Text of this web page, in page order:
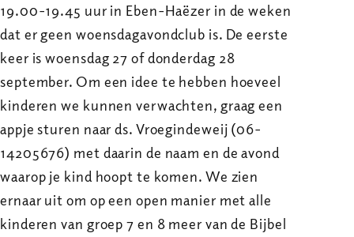
19.00-19.45 uur in Eben-Haëzer in de weken
dat er geen woensdagavondclub is. De eerste
keer is woensdag 27 of donderdag 28
september. Om een idee te hebben hoeveel
kinderen we kunnen verwachten, graag een
appje sturen naar ds. Vroegindeweij (06-
14205676) met daarin de naam en de avond
waarop je kind hoopt te komen. We zien
ernaar uit om op een open manier met alle
kinderen van groep 7 en 8 meer van de Bijbel